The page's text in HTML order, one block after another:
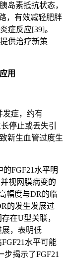
岛素抵抗状态，
，有效减轻肥胖
症反应[39]。
供治疗新策
用
发症，约有
停止或丢失引
新生血管过度生
FGF21水平明
视网膜病变的
幅度与DR的临
的发生发展过
在U型关联，
展，表明低
水平可能
揭示了FGF21